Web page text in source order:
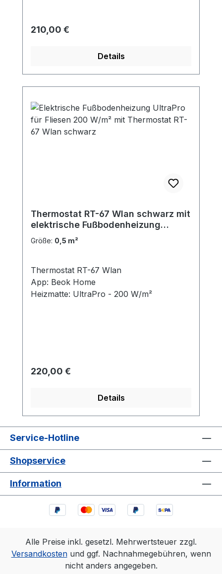
Regulärer Preis:
210,00 €
Details
Thermostat RT-67 Wlan schwarz mit
elektrische Fußbodenheizung
UltraPro 200 für Fliesen
Größe: 0,5 m²
Thermostat RT-67 Wlan
App: Beok Home
Heizmatte: UltraPro - 200 W/m²
Regulärer Preis:
220,00 €
Details
Service-Hotline
Shopservice
Information
Alle Preise inkl. gesetzl. Mehrwertsteuer zzgl.
Versandkostenund ggf. Nachnahmegebühren, wenn
nicht anders angegeben.